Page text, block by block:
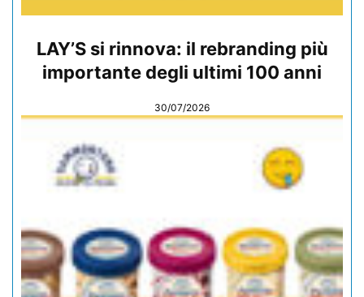
LAY’S si rinnova: il rebranding più
importante degli ultimi 100 anni
30/07/2026